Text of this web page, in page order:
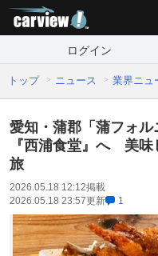
ログイン
トップ ニュース 業界ニュ
愛知・蒲郡「蒲フォ
『西浦食堂』へ 美味
旅
2026.05.18 12:12掲載
2026.05.18 23:57更新 1